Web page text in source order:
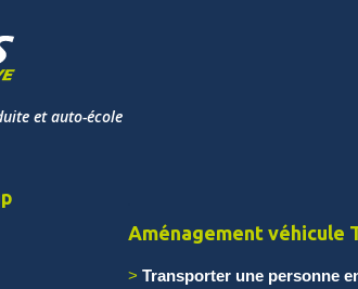
et auto-école
Aménagement véhicule
Transporter une personne